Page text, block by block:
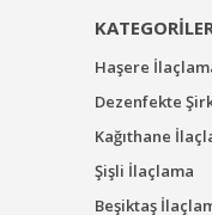
Haşere
Dezenfekte
Kağıthane
Şişli İlaçlama
Beşiktaş